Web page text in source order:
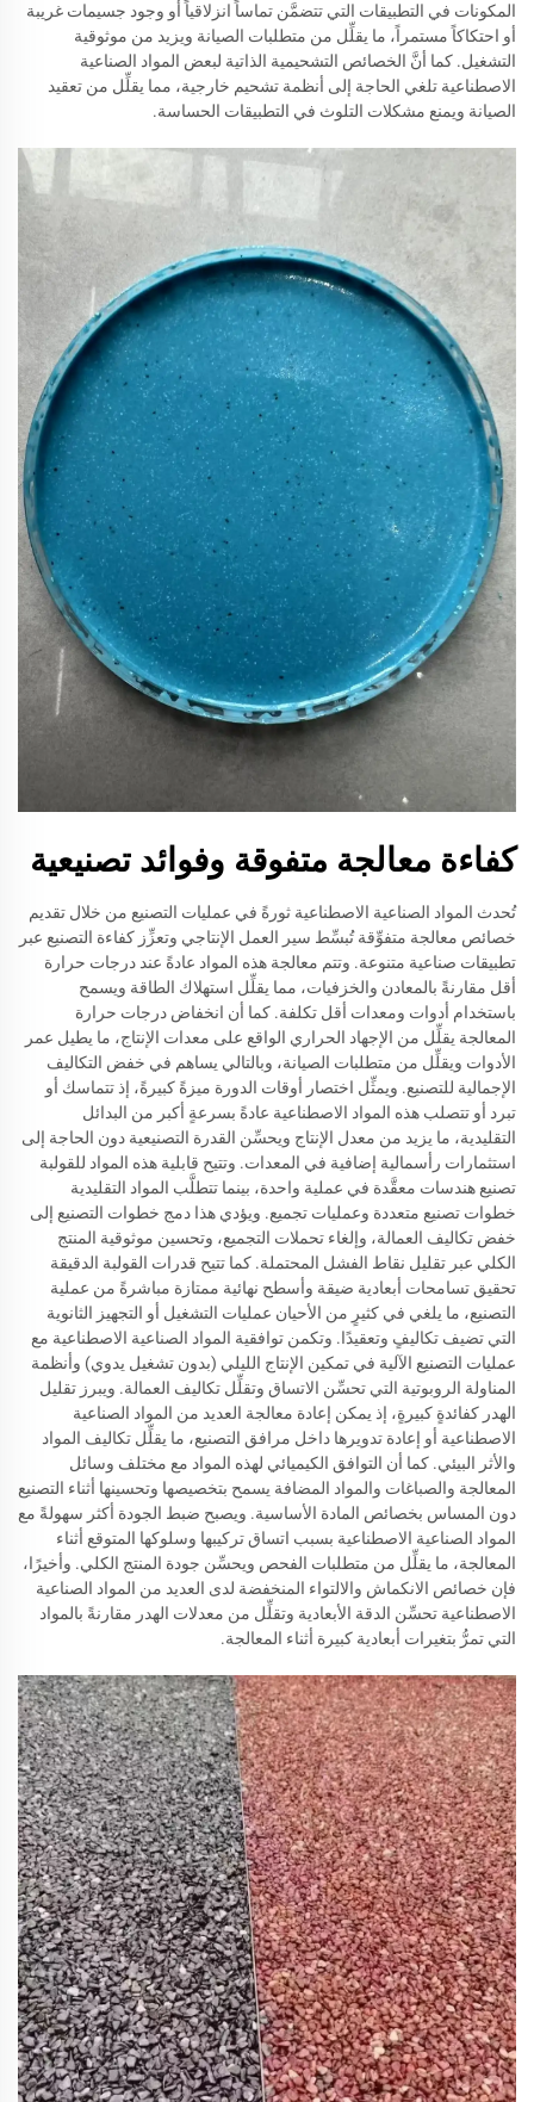
المكونات في التطبيقات التي تتضمَّن تماساً انزلاقياً أو وجود جسيمات غريبة
أو احتكاكاً مستمراً، ما يقلِّل من متطلبات الصيانة ويزيد من موثوقية
التشغيل. كما أنَّ الخصائص التشحيمية الذاتية لبعض المواد الصناعية
الاصطناعية تلغي الحاجة إلى أنظمة تشحيم خارجية، مما يقلِّل من تعقيد
الصيانة ويمنع مشكلات التلوث في التطبيقات الحساسة.
كفاءة معالجة متفوقة وفوائد تصنيعية
تُحدث المواد الصناعية الاصطناعية ثورةً في عمليات التصنيع من خلال تقديم
خصائص معالجة متفوِّقة تُبسِّط سير العمل الإنتاجي وتعزِّز كفاءة التصنيع عبر
تطبيقات صناعية متنوعة. وتتم معالجة هذه المواد عادةً عند درجات حرارة
أقل مقارنةً بالمعادن والخزفيات، مما يقلِّل استهلاك الطاقة ويسمح
باستخدام أدوات ومعدات أقل تكلفة. كما أن انخفاض درجات حرارة
المعالجة يقلِّل من الإجهاد الحراري الواقع على معدات الإنتاج، ما يطيل عمر
الأدوات ويقلِّل من متطلبات الصيانة، وبالتالي يساهم في خفض التكاليف
الإجمالية للتصنيع. ويمثِّل اختصار أوقات الدورة ميزةً كبيرةً، إذ تتماسك أو
تبرد أو تتصلب هذه المواد الاصطناعية عادةً بسرعةٍ أكبر من البدائل
التقليدية، ما يزيد من معدل الإنتاج ويحسِّن القدرة التصنيعية دون الحاجة إلى
استثمارات رأسمالية إضافية في المعدات. وتتيح قابلية هذه المواد للقولبة
تصنيع هندسات معقَّدة في عملية واحدة، بينما تتطلَّب المواد التقليدية
خطوات تصنيع متعددة وعمليات تجميع. ويؤدي هذا دمج خطوات التصنيع إلى
خفض تكاليف العمالة، وإلغاء تحملات التجميع، وتحسين موثوقية المنتج
الكلي عبر تقليل نقاط الفشل المحتملة. كما تتيح قدرات القولبة الدقيقة
تحقيق تسامحات أبعادية ضيقة وأسطح نهائية ممتازة مباشرةً من عملية
التصنيع، ما يلغي في كثيرٍ من الأحيان عمليات التشغيل أو التجهيز الثانوية
التي تضيف تكاليفٍ وتعقيدًا. وتكمن توافقية المواد الصناعية الاصطناعية مع
عمليات التصنيع الآلية في تمكين الإنتاج الليلي (بدون تشغيل يدوي) وأنظمة
المناولة الروبوتية التي تحسِّن الاتساق وتقلِّل تكاليف العمالة. ويبرز تقليل
الهدر كفائدةٍ كبيرةٍ، إذ يمكن إعادة معالجة العديد من المواد الصناعية
الاصطناعية أو إعادة تدويرها داخل مرافق التصنيع، ما يقلِّل تكاليف المواد
والأثر البيئي. كما أن التوافق الكيميائي لهذه المواد مع مختلف وسائل
المعالجة والصباغات والمواد المضافة يسمح بتخصيصها وتحسينها أثناء التصنيع
دون المساس بخصائص المادة الأساسية. ويصبح ضبط الجودة أكثر سهولةً مع
المواد الصناعية الاصطناعية بسبب اتساق تركيبها وسلوكها المتوقع أثناء
المعالجة، ما يقلِّل من متطلبات الفحص ويحسِّن جودة المنتج الكلي. وأخيرًا،
فإن خصائص الانكماش والالتواء المنخفضة لدى العديد من المواد الصناعية
الاصطناعية تحسِّن الدقة الأبعادية وتقلِّل من معدلات الهدر مقارنةً بالمواد
التي تمرُّ بتغيرات أبعادية كبيرة أثناء المعالجة.